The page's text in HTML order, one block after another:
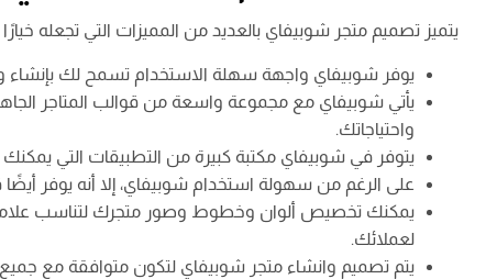
يتميز تصميم متجر شوبيفاي بالعديد من المميزات التي تجعله خيارًا
يوفر شوبيفاي واجهة سهلة الاستخدام تسمح لك بإنشاء
يأتي شوبيفاي مع مجموعة واسعة من قوالب المتاجر
واحتياجاتك.
يتوفر في شوبيفاي مكتبة كبيرة من التطبيقات التي
على الرغم من سهولة استخدام شوبيفاي، إلا أنه يوفر
يمكنك تخصيص ألوان وخطوط وصور متجرك لتناسب
لعملائك.
يتم تصميم وانشاء متجر شوبيفاي لتكون متوافقة مع جميع